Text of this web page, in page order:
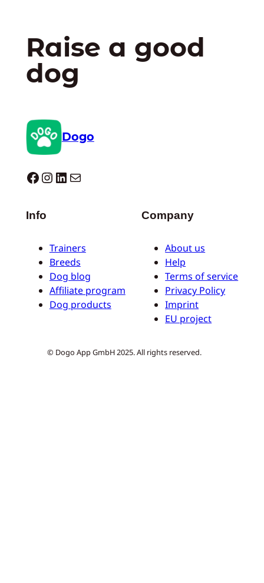
Raise a good
dog
Dogo
Dogo facebook InstagramLinkedIn E-mail
Info
Trainers
Breeds
Dog blog
Affiliate program
Dog products
Company
About us
Help
Terms of service
Privacy Policy
Imprint
EU project
© Dogo App GmbH 2025. All rights reserved.